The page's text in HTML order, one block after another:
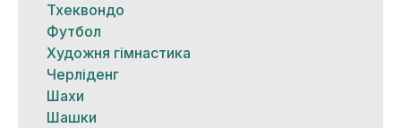
Тхеквондо
Футбол
Художня гімнастика
Черліденг
Шахи
Шашки